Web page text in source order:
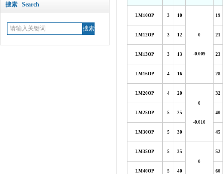
搜索 Search
LM10OP 3 10
0
-0.009
19
LM12OP 3 12 21
LM13OP 3 13 23
LM16OP 4 16 28
LM20OP 4
20
0
-0.010
32
LM25OP 5 25 40
LM30OP 5 30 45
LM35OP 5
35
0
52
LM40OP 5 40 60